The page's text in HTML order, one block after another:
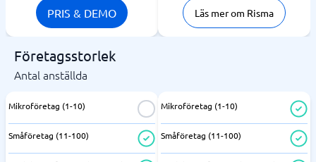
PRIS & DEMO Läs mer om Risma
Företagsstorlek
Antal anställda
Mikroföretag (1-10)
Småföretag (11-100)
Mikroföretag (1-10)
Småföretag (11-100)